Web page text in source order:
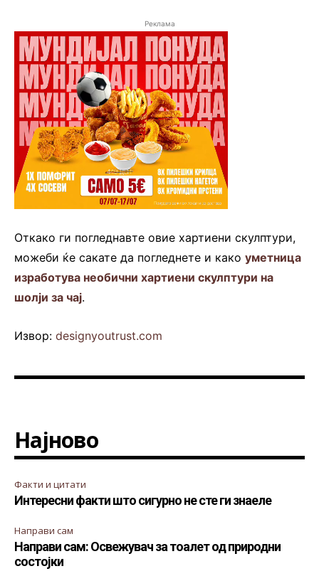
Реклама
Откако ги погледнавте овие хартиени скулптури,
можеби ќе сакате да погледнете и како уметница
изработува необични хартиени скулптури на
шолји за чај.
Извор: designyoutrust.com
Најново
Факти и цитати
Интересни факти што сигурно не сте ги знаеле
Направи сам
Направи сам: Освежувач за тоалет од природни
состојки